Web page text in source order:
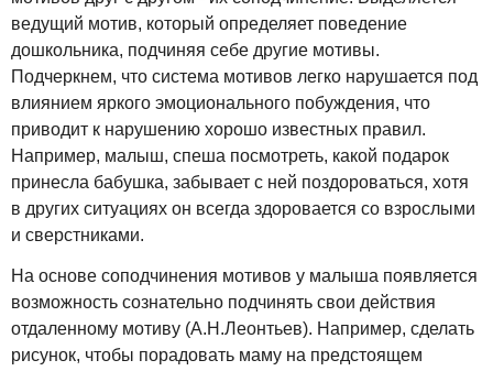
ведущий мотив, который определяет поведение
дошкольника, подчиняя себе другие мотивы.
Подчеркнем, что система мотивов легко нарушается под
влиянием яркого эмоционального побуждения, что
приводит к нарушению хорошо известных правил.
Например, малыш, спеша посмотреть, какой подарок
принесла бабушка, забывает с ней поздороваться, хотя
в других ситуациях он всегда здоровается со взрослыми
и сверстниками.
На основе соподчинения мотивов у малыша появляется
возможность сознательно подчинять свои действия
отдаленному мотиву (А.Н.Леонтьев). Например, сделать
рисунок, чтобы порадовать маму на предстоящем